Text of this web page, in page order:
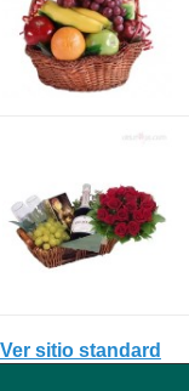
Ver sitio standard